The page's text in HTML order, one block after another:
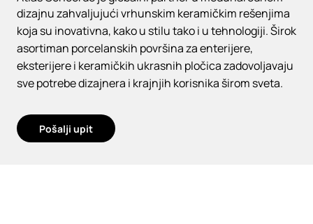
dizajnu zahvaljujući vrhunskim keramičkim rešenjima
koja su inovativna, kako u stilu tako i u tehnologiji. Širok
asortiman porcelanskih površina za enterijere,
eksterijere i keramičkih ukrasnih pločica zadovoljavaju
sve potrebe dizajnera i krajnjih korisnika širom sveta.
Pošalji upit